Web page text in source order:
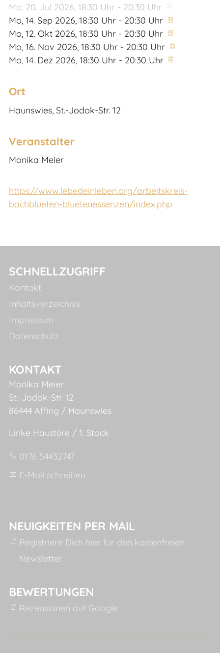
Mo, 20. Jul 2026, 18:30 Uhr - 20:30 Uhr
Mo, 14. Sep 2026, 18:30 Uhr - 20:30 Uhr
Mo, 12. Okt 2026, 18:30 Uhr - 20:30 Uhr
Mo, 16. Nov 2026, 18:30 Uhr - 20:30 Uhr
Mo, 14. Dez 2026, 18:30 Uhr - 20:30 Uhr
Ort
Haunswies, St.-Jodok-Str. 12
Veranstalter
Monika Meier
https://www.lebedeinleben.org/arbeitskreis-
bachblueten-bluetenessenzen/index.php
SCHNELLZUGRIFF
Kontakt
Inhaltsverzeichnis
Impressum
Datenschutz
KONTAKT
Monika Meier
St.-Jodok-Str. 12
86444 Affing / Haunswies
Linke Haustüre / 1. Stock
0176 54432747
E-Mail schreiben
NEUIGKEITEN PER MAIL
Registriere Dich hier für den kostenfreien
Newsletter
BEWERTUNGEN
Rezensionen auf Google